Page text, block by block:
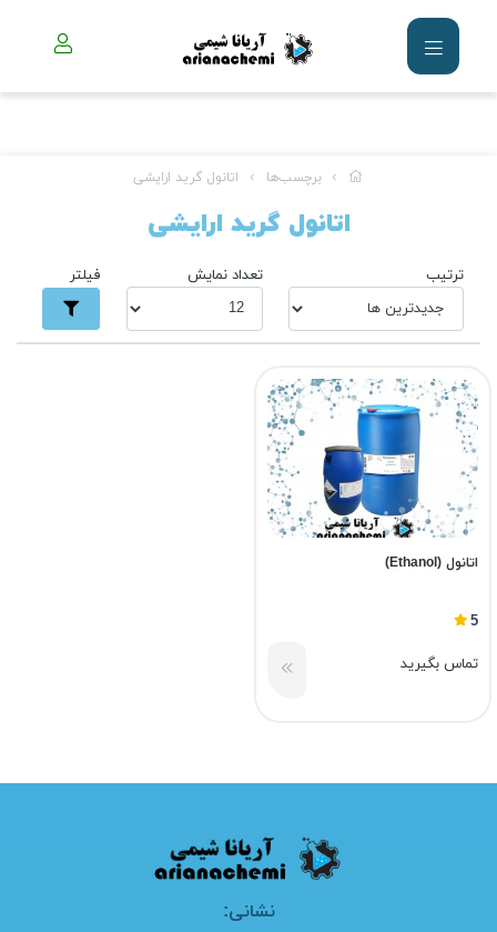
برچسب‌ها اتانول گرید ارایشی
اتانول گرید ارایشی
ترتیب تعداد نمایش فیلتر
اتانول (Ethanol)
5
تماس بگیرید
نشانی: